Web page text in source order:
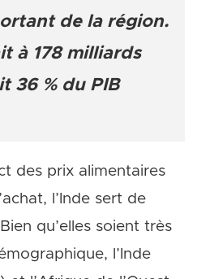
de la région.
à 178 milliards
36 % du PIB
des prix alimentaires
l’Inde sert de
qu’elles soient très
l’Inde